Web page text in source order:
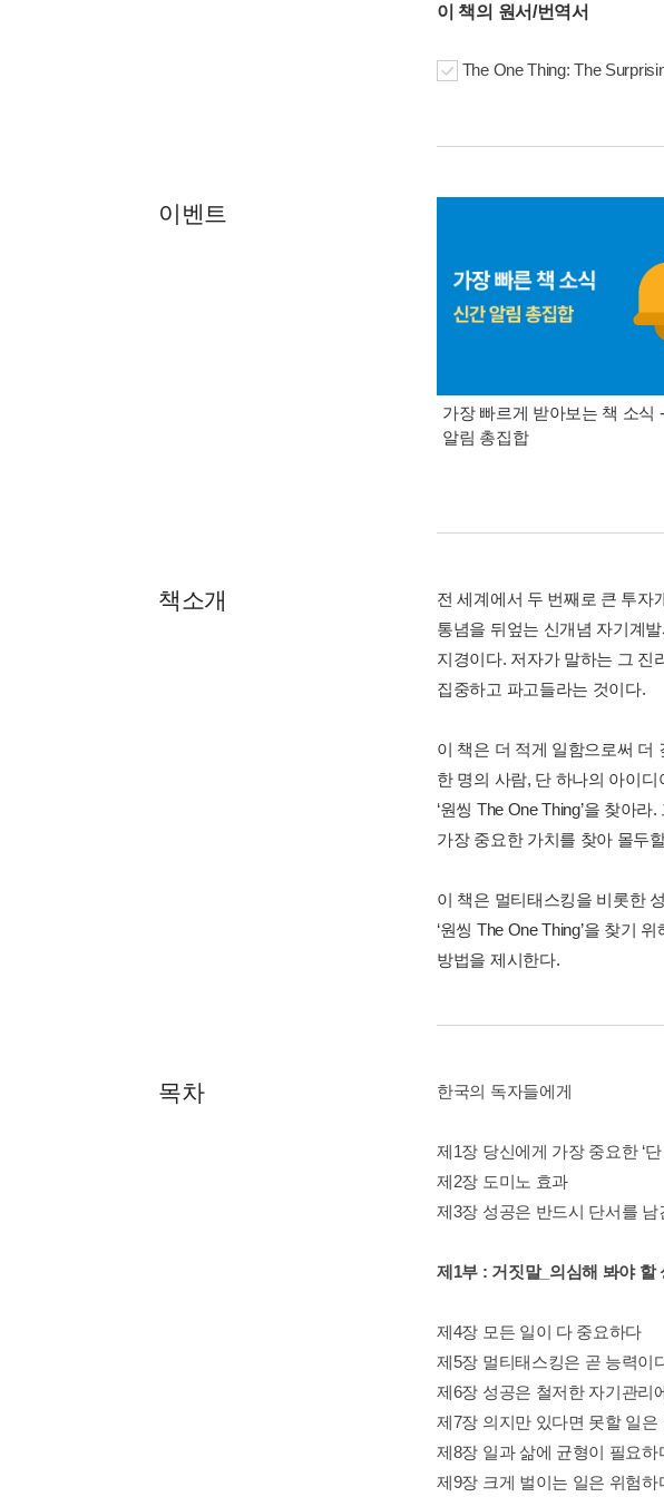
이 책의 원서/번역서
The One Thing: The
이벤트
가장 빠르게 받아보는 책 소식
알림 총집합
책소개
전 세계에서 두 번째로 큰 투자
통념을 뒤엎는 신개념 자기계
지경이다. 저자가 말하는 그 진
집중하고 파고들라는 것이다.
이 책은 더 적게 일함으로써 더
한 명의 사람, 단 하나의 아이
‘원씽 The One Thing’을 찾아
가장 중요한 가치를 찾아 몰두
이 책은 멀티태스킹을 비롯한
‘원씽 The One Thing’을 찾기
방법을 제시한다.
목차 한국의 독자들에게
제1장 당신에게 가장 중요한 ‘
제2장 도미노 효과
제3장 성공은 반드시 단서를 남
제1부 : 거짓말_의심해 봐야 할
제4장 모든 일이 다 중요하다
제5장 멀티태스킹은 곧 능력이
제6장 성공은 철저한 자기관리
제7장 의지만 있다면 못할 일은
제8장 일과 삶에 균형이 필요하
제9장 크게 벌이는 일은 위험하